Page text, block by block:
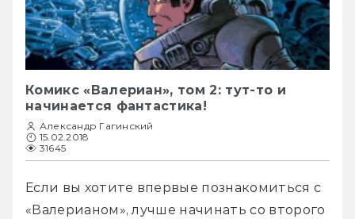
Комикс «Валериан», том 2: тут-то и
начинается фантастика!
Александр Гагинский
15.02.2018
31645
Если вы хотите впервые познакомиться с
«Валерианом», лучше начинать со второго